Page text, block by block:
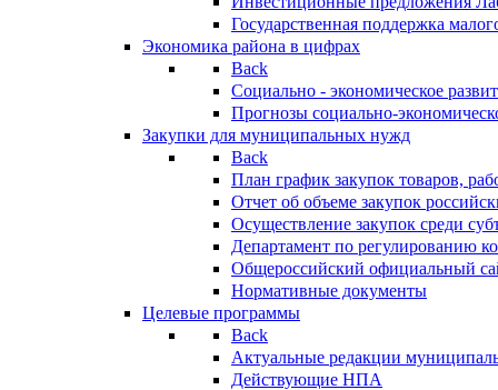
Государственная поддержка
Экономика района в цифрах
Back
Социально - экономическое
Прогнозы социально-
Закупки для муниципальных нужд
Back
План график закупок товаров,
Отчет об объеме закупок
Осуществление закупок среди
Департамент по регулированию
Общероссийский официальный
Нормативные документы
Целевые программы
Back
Актуальные редакции
Действующие НПА